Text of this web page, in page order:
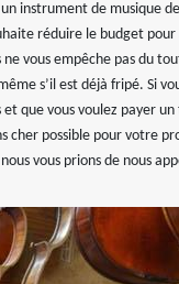
instrument de musique
réduire le budget
vous empêche pas du
s’il est déjà fripé. Si
et que vous voulez payer
cher possible pour votre
vous prions de nous